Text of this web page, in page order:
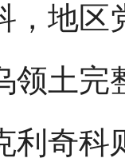
，地区
领土完
利奇科